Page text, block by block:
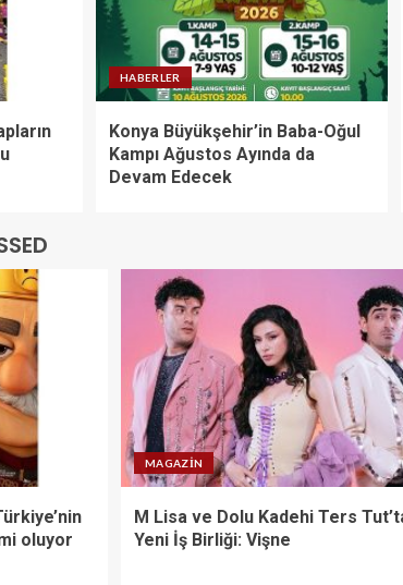
HABERLER
Konya Büyükşehir’in Baba-Oğul
Kampı Ağustos Ayında da
Devam Edecek
oluyor
MAGAZIN
M Lisa ve Dolu Kadehi Ters
Yeni İş Birliği: Vişne